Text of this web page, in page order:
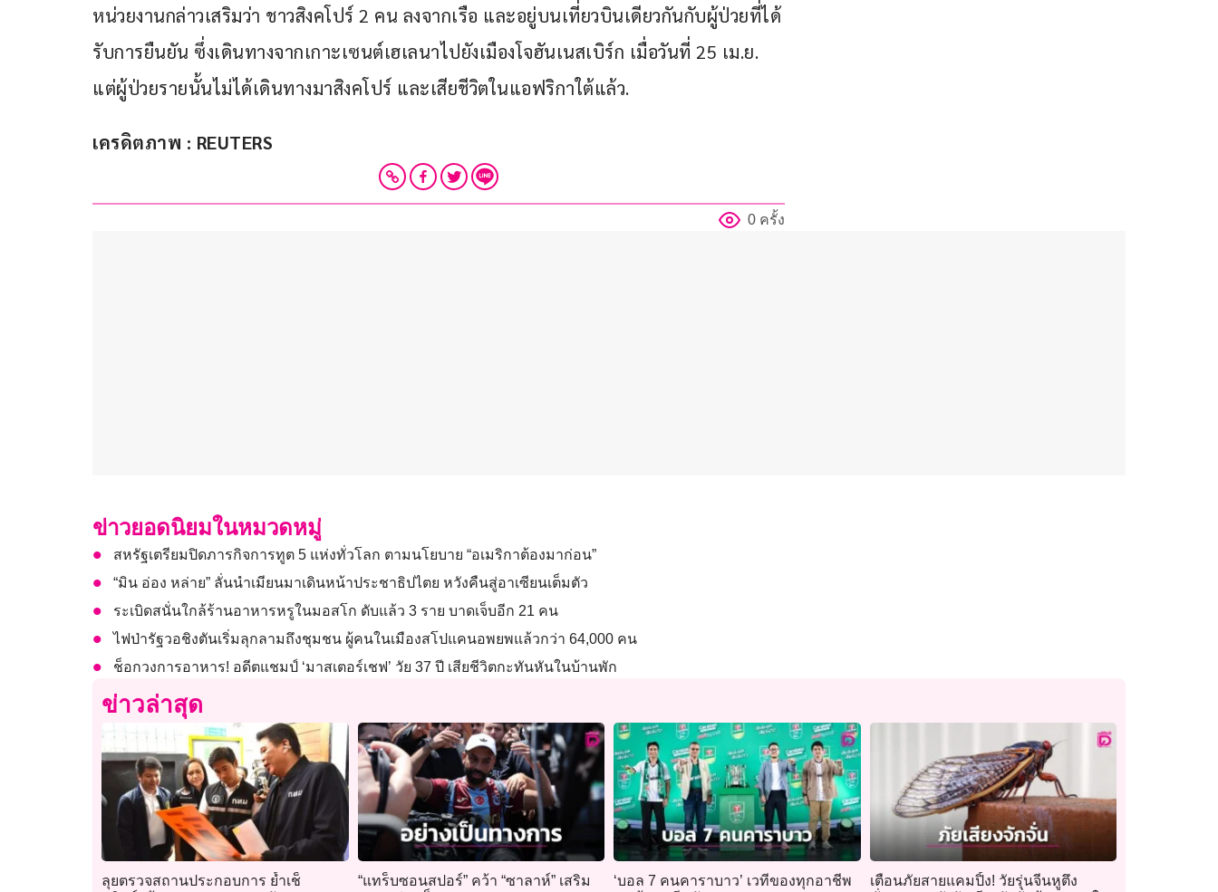
หน่วยงานกล่าวเสริมว่า ชาวสิงคโปร์ 2 คน ลงจากเรือ และอยู่บนเที่ยวบินเดียวกันกับผู้ป่วยที่ได้
รับการยืนยัน ซึ่งเดินทางจากเกาะเซนต์เฮเลนาไปยังเมืองโจฮันเนสเบิร์ก เมื่อวันที่ 25 เม.ย.
แต่ผู้ป่วยรายนั้นไม่ได้เดินทางมาสิงคโปร์ และเสียชีวิตในแอฟริกาใต้แล้ว.
เครดิตภาพ : REUTERS
0 ครั้ง
ข่าวยอดนิยมในหมวดหมู่
สหรัฐเตรียมปิดภารกิจการทูต 5 แห่งทั่วโลก ตามนโยบาย “อเมริกาต้องมาก่อน”
“มิน อ่อง หล่าย” ลั่นนำเมียนมาเดินหน้าประชาธิปไตย หวังคืนสู่อาเซียนเต็มตัว
ระเบิดสนั่นใกล้ร้านอาหารหรูในมอสโก ดับแล้ว 3 ราย บาดเจ็บอีก 21 คน
ไฟป่ารัฐวอชิงตันเริ่มลุกลามถึงชุมชน ผู้คนในเมืองสโปแคนอพยพแล้วกว่า 64,000 คน
ช็อกวงการอาหาร! อดีตแชมป์ ‘มาสเตอร์เชฟ’ วัย 37 ปี เสียชีวิตกะทันหันในบ้านพัก
ข่าวล่าสุด
ลุยตรวจสถานประกอบการ ย้ำเช็
“แทร็บซอนสปอร์” คว้า “ซาลาห์” เสริม
‘บอล 7 คนคาราบาว’ เวทีของทุกอาชีพ
เตือนภัยสายแคมปิ้ง! วัยรุ่นจีนหูตึง